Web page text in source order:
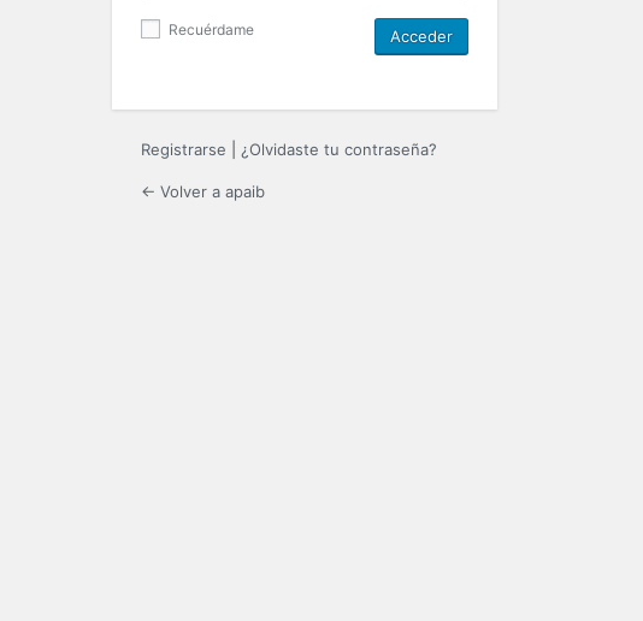
Recuérdame
Registrarse ¿Olvidaste tu contraseña?
← Volver a apaib